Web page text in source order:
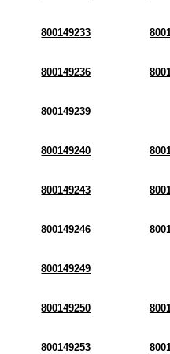
800149233
800149236
800149239
800149240
800149243
800149246
800149249
800149250
800149253